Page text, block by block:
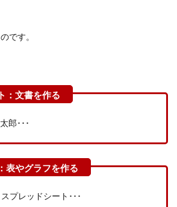
です。
郎･･･
プレッドシート･･･